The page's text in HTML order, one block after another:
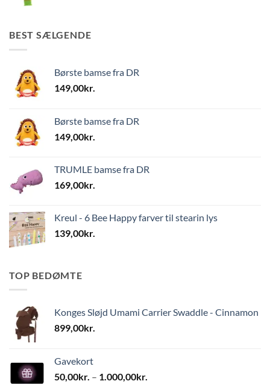
BEST SÆLGENDE
Børste bamse fra DR
149,00kr.
Børste bamse fra DR
149,00kr.
TRUMLE bamse fra DR
169,00kr.
Kreul - 6 Bee Happy farver til stearin lys
139,00kr.
TOP BEDØMTE
Konges Sløjd Umami Carrier Swaddle - Cinnamon
899,00kr.
Gavekort
50,00kr. – 1.000,00kr.